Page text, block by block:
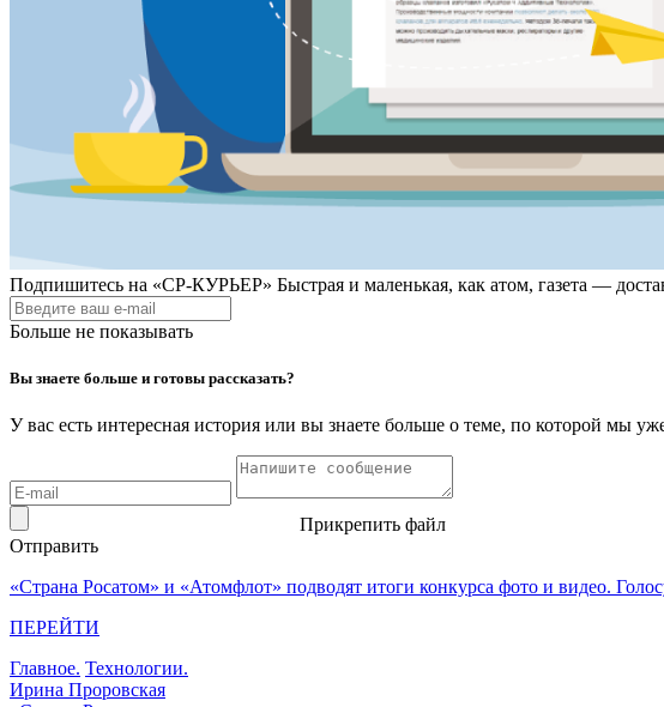
Подпишитесь на «СР-КУРЬЕР» Быстрая и маленькая, как атом, газета —
Больше не показывать
Вы знаете больше и готовы рассказать?
У вас есть интересная история или вы знаете больше о теме, по которой
Прикрепить файл
Отправить
«Страна Росатом» и «Атомфлот» подводят итоги конкурса фото и видео.
ПЕРЕЙТИ
Главное. Технологии.
Ирина Проровская